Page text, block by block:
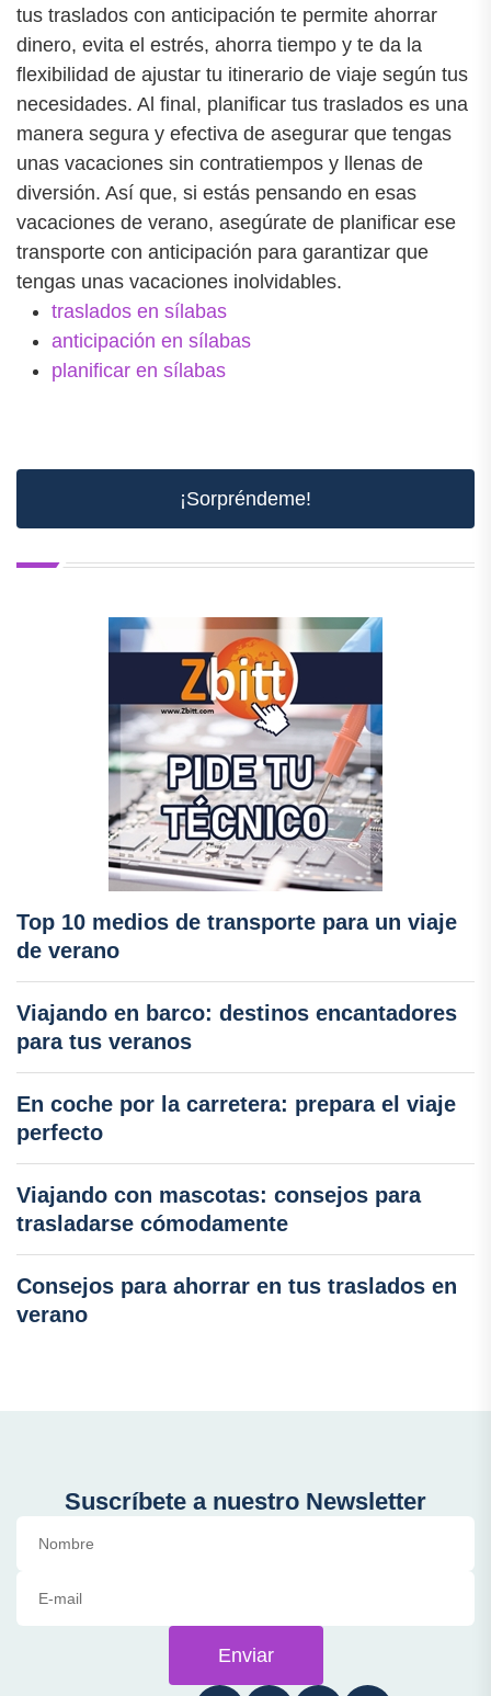
tus traslados con anticipación te permite ahorrar
dinero, evita el estrés, ahorra tiempo y te da la
flexibilidad de ajustar tu itinerario de viaje según tus
necesidades. Al final, planificar tus traslados es una
manera segura y efectiva de asegurar que tengas
unas vacaciones sin contratiempos y llenas de
diversión. Así que, si estás pensando en esas
vacaciones de verano, asegúrate de planificar ese
transporte con anticipación para garantizar que
tengas unas vacaciones inolvidables.
traslados en sílabas
anticipación en sílabas
planificar en sílabas
¡Sorpréndeme!
Top 10 medios de transporte para un viaje
de verano
Viajando en barco: destinos encantadores
para tus veranos
En coche por la carretera: prepara el viaje
perfecto
Viajando con mascotas: consejos para
trasladarse cómodamente
Consejos para ahorrar en tus traslados en
verano
Suscríbete a nuestro Newsletter
Enviar